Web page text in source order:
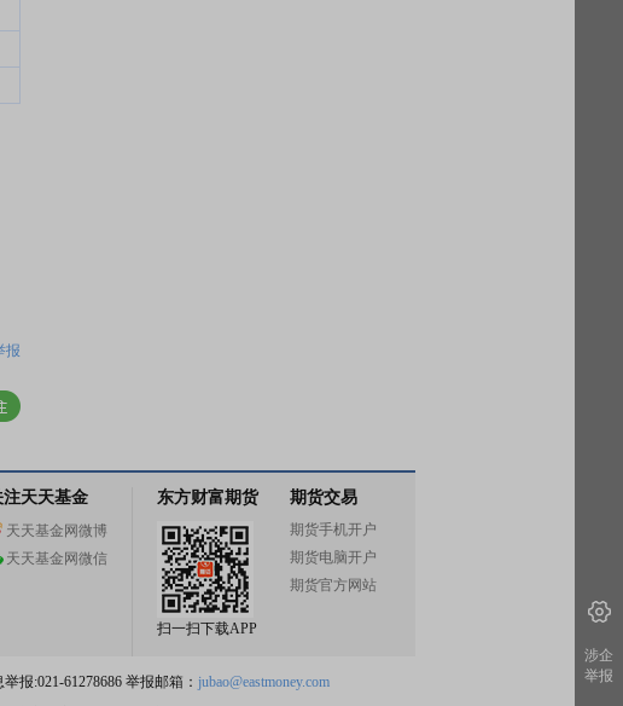
报
注天天基金
天天基金网微博
天天基金网微信
东方财富期货
扫一扫下载APP
期货交易
期货手机开户
期货电脑开户
期货官方网站
报:021-61278686 举报邮箱： jubao@eastmoney.com
涉企
举报